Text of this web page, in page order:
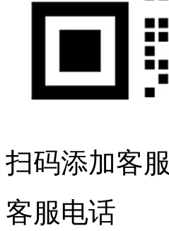
扫码添加客服
客服电话